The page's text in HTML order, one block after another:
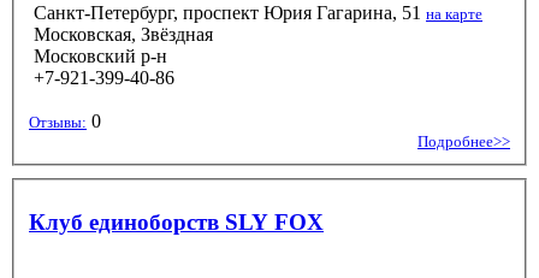
Санкт-Петербург, проспект Юрия Гагарина, 51 на карте
Московская, Звёздная
Московский р-н
+7-921-399-40-86
Отзывы: 0
Подробнее>>
Клуб единоборств SLY FOX